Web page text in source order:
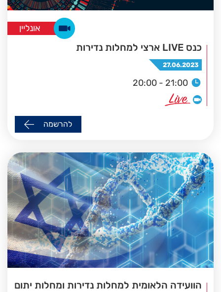
אונליין
כנס LIVE ארצי למחלות נדירות
27.06.2023
20:00 - 21:00
להרשמה
הוועידה הלאומית למחלות נדירות ומחלות יתום